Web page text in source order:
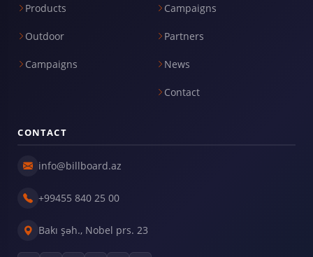
Products
Outdoor
Campaigns
Campaigns
Partners
News
Contact
CONTACT
info@billboard.az
+99455 840 25 00
Bakı şəh., Nobel prs. 23